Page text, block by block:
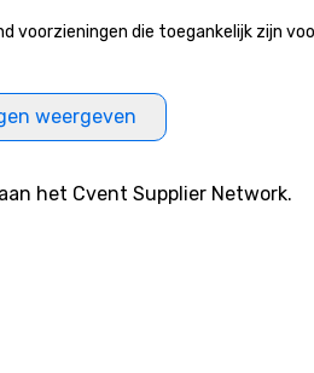
die toegankelijk zijn
weergeven
het Cvent Supplier Network.